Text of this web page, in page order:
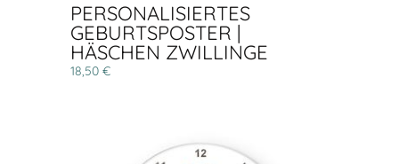
PERSONALISIERTES
GEBURTSPOSTER |
HÄSCHEN ZWILLINGE
18,50 €